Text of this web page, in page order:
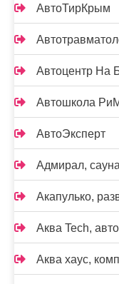
АвтоТирКрым
Автоцентр На
Автошкола
АвтоЭксперт
Адмирал, сауна
Акапулько,
Аква Tech,
Аква хаус,